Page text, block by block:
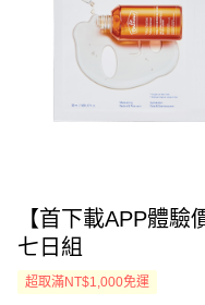
【首下載APP體
七日組
超取滿NT$1,000免運